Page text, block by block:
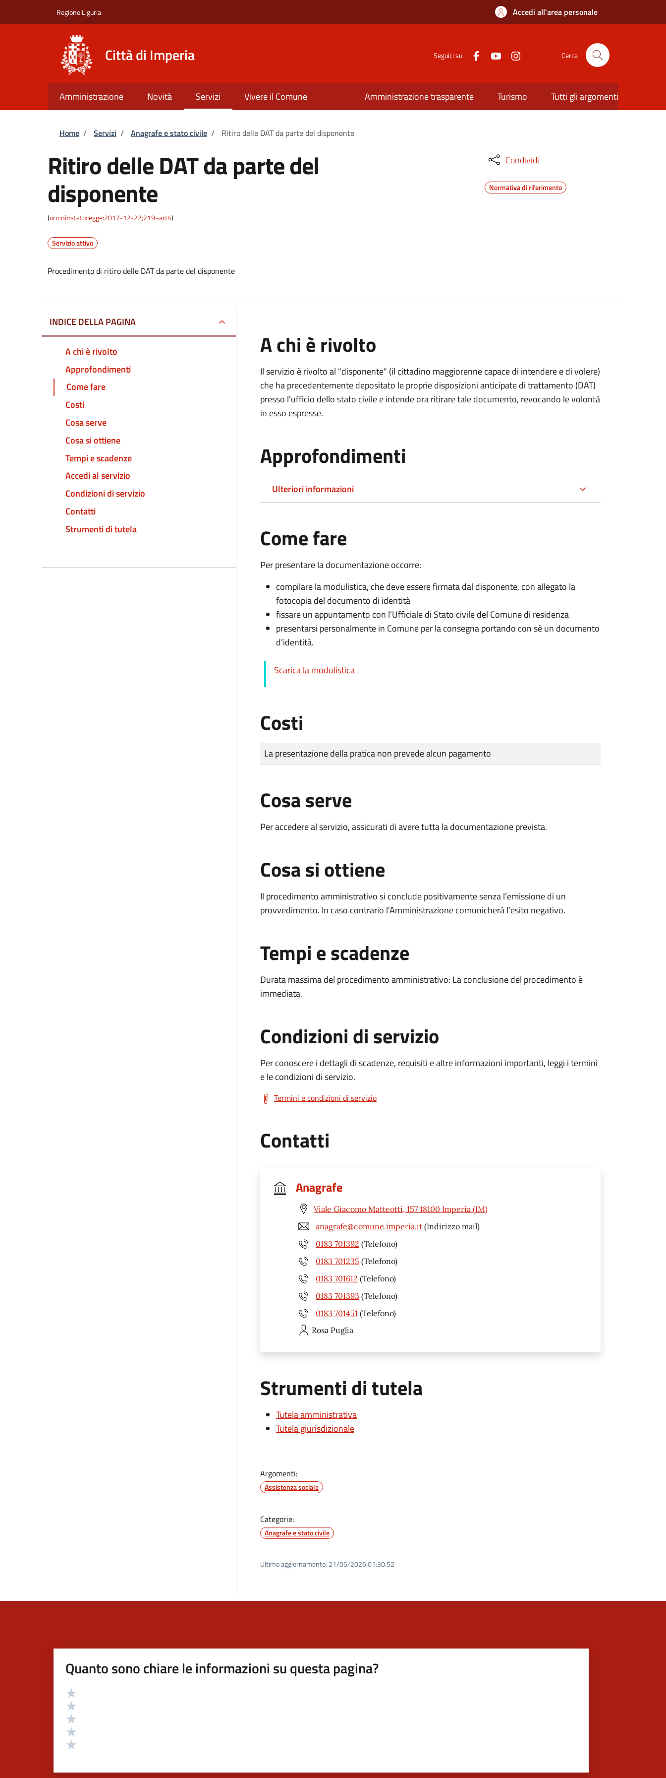
Regione Liguria Accedi all'area personale
Città di Imperia Seguici su Cerca
Amministrazione Novità Servizi Vivere il Comune Amministrazione trasparente Turismo Tutti gli argomenti
Briciole di pane
Home / Servizi / Anagrafe e stato civile / Ritiro delle DAT da parte del disponente
Ritiro delle DAT da parte del
disponente
(urn:nir:stato:legge:2017-12-22;219~art4)
Servizio attivo
Procedimento di ritiro delle DAT da parte del disponente
Condividi
Normativa di riferimento
INDICE DELLA PAGINA
A chi è rivolto
Approfondimenti
Come fare
Costi
Cosa serve
Cosa si ottiene
Tempi e scadenze
Accedi al servizio
Condizioni di servizio
Contatti
Strumenti di tutela
A chi è rivolto
Il servizio è rivolto al "disponente" (il cittadino maggiorenne capace di intendere e di volere)
che ha precedentemente depositato le proprie disposizioni anticipate di trattamento (DAT)
presso l'ufficio dello stato civile e intende ora ritirare tale documento, revocando le volontà
in esso espresse.
Approfondimenti
Ulteriori informazioni
Come fare
Per presentare la documentazione occorre:
compilare la modulistica, che deve essere firmata dal disponente, con allegato la
fotocopia del documento di identità
fissare un appuntamento con l'Ufficiale di Stato civile del Comune di residenza
presentarsi personalmente in Comune per la consegna portando con sè un documento
d'identità.
Scarica la modulistica
Costi
Tipo di pagamento
Importo
La presentazione della pratica non prevede alcun pagamento
Cosa serve
Per accedere al servizio, assicurati di avere tutta la documentazione prevista.
Cosa si ottiene
Il procedimento amministrativo si conclude positivamente senza l’emissione di un
provvedimento. In caso contrario l’Amministrazione comunicherà l’esito negativo.
Tempi e scadenze
Durata massima del procedimento amministrativo: La conclusione del procedimento è
immediata.
Condizioni di servizio
Per conoscere i dettagli di scadenze, requisiti e altre informazioni importanti, leggi i termini
e le condizioni di servizio.
Termini e condizioni di servizio
Contatti
Anagrafe
Viale Giacomo Matteotti, 157 18100 Imperia (IM)
anagrafe@comune.imperia.it (Indirizzo mail)
0183 701392 (Telefono)
0183 701235 (Telefono)
0183 701612 (Telefono)
0183 701393 (Telefono)
0183 701451 (Telefono)
Rosa Puglia
Strumenti di tutela
Tutela amministrativa
Tutela giurisdizionale
Argomenti:
Assistenza sociale
Categorie:
Anagrafe e stato civile
Ultimo aggiornamento: 21/05/2026 01:30.52
Quanto sono chiare le informazioni su questa pagina?
Valutazione